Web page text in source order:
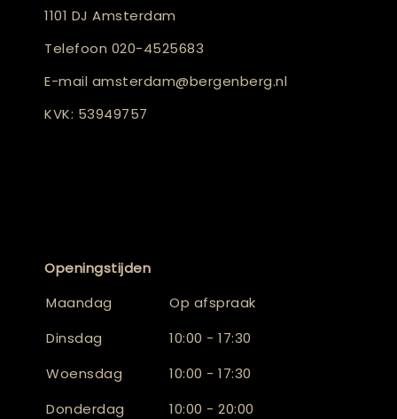
1101 DJ Amsterdam
Telefoon 020-4525683
E-mail amsterdam@bergenberg.nl
KVK: 53949757
Openingstijden
Maandag
Op afspraak
Dinsdag
10:00 - 17:30
Woensdag
10:00 - 17:30
Donderdag
10:00 - 20:00